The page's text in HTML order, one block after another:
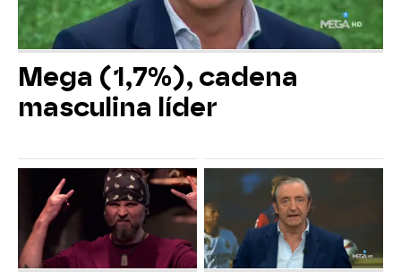
Mega (1,7%), cadena
masculina líder